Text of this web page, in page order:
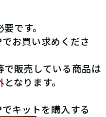
です。
お買い求めくださ
販売している商品は
となります。
キットを購入する